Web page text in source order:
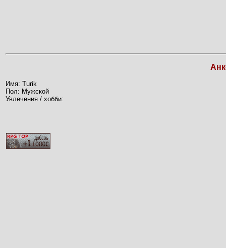
Имя: Turik
Пол: Мужской
Увлечения / хобби: